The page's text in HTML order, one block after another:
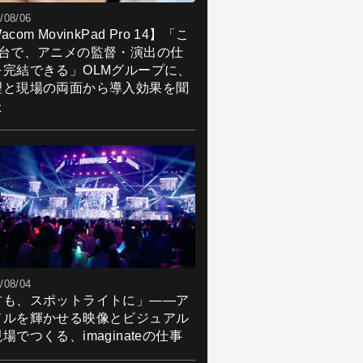
08/06
MovinkPad Pro 14】「こ
で、アニメの監督・演出の仕
結できる」OLMグループに、
と現場の両面から導入効果を聞
08/04
も、スポットライトに」――ア
ルを輝かせる映像とビジュアル
場でつくる、imaginateの仕事